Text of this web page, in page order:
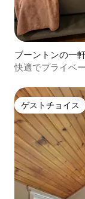
ブーントンの一
快適でプライベ
ゲストチョイス
ゲストチョイス